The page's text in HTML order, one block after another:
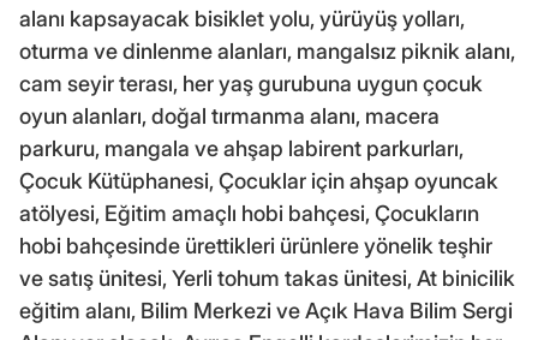
alanı kapsayacak bisiklet yolu, yürüyüş yolları,
oturma ve dinlenme alanları, mangalsız piknik alanı,
cam seyir terası, her yaş gurubuna uygun çocuk
oyun alanları, doğal tırmanma alanı, macera
parkuru, mangala ve ahşap labirent parkurları,
Çocuk Kütüphanesi, Çocuklar için ahşap oyuncak
atölyesi, Eğitim amaçlı hobi bahçesi, Çocukların
hobi bahçesinde ürettikleri ürünlere yönelik teşhir
ve satış ünitesi, Yerli tohum takas ünitesi, At binicilik
eğitim alanı, Bilim Merkezi ve Açık Hava Bilim Sergi